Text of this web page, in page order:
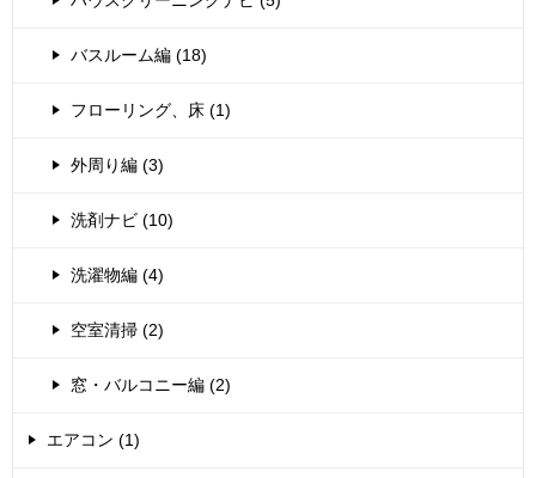
バスルーム編 (18)
フローリング、床 (1)
外周り編 (3)
洗剤ナビ (10)
洗濯物編 (4)
空室清掃 (2)
窓・バルコニー編 (2)
エアコン (1)